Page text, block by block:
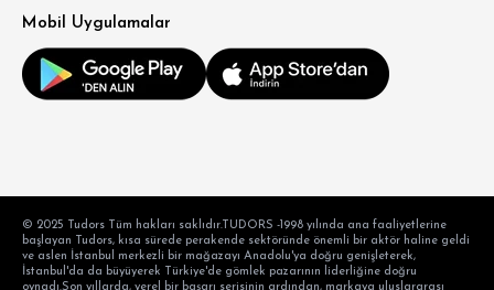
Mobil Uygulamalar
© 2025 Tudors Tüm hakları saklıdır.TUDORS -1998 yılında ana faaliyetlerine
başlayan Tudors, kısa sürede perakende sektöründe önemli bir aktör haline geldi
ve aslen İstanbul merkezli bir mağazayı Anadolu'ya doğru genişleterek,
İstanbul'da da büyüyerek Türkiye'de gömlek pazarının liderliğine doğru
oynadı.Son yıllarda, yerel bir başarı serisinin ardından, markaya uluslararası